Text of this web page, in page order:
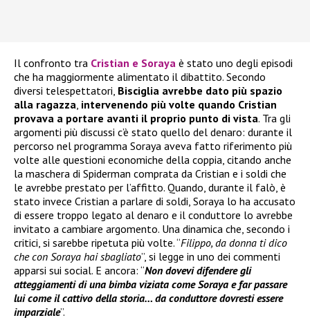
Il confronto tra Cristian e Soraya è stato uno degli episodi
che ha maggiormente alimentato il dibattito. Secondo
diversi telespettatori, Bisciglia avrebbe dato più spazio
alla ragazza, intervenendo più volte quando Cristian
provava a portare avanti il proprio punto di vista. Tra gli
argomenti più discussi c’è stato quello del denaro: durante il
percorso nel programma Soraya aveva fatto riferimento più
volte alle questioni economiche della coppia, citando anche
la maschera di Spiderman comprata da Cristian e i soldi che
le avrebbe prestato per l’affitto. Quando, durante il falò, è
stato invece Cristian a parlare di soldi, Soraya lo ha accusato
di essere troppo legato al denaro e il conduttore lo avrebbe
invitato a cambiare argomento. Una dinamica che, secondo i
critici, si sarebbe ripetuta più volte. “Filippo, da donna ti dico
che con Soraya hai sbagliato”, si legge in uno dei commenti
apparsi sui social. E ancora: “Non dovevi difendere gli
atteggiamenti di una bimba viziata come Soraya e far passare
lui come il cattivo della storia… da conduttore dovresti essere
imparziale”.